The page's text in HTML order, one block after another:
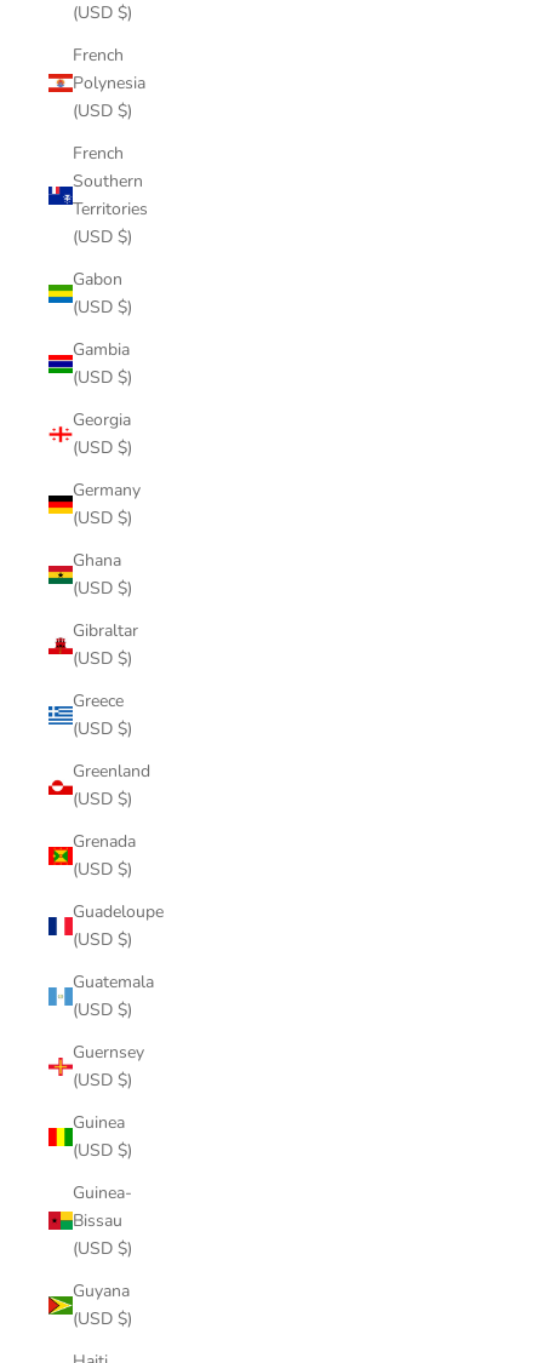
(USD $)
French
Polynesia
(USD $)
French
Southern
Territories
(USD $)
Gabon
(USD $)
Gambia
(USD $)
Georgia
(USD $)
Germany
(USD $)
Ghana
(USD $)
Gibraltar
(USD $)
Greece
(USD $)
Greenland
(USD $)
Grenada
(USD $)
Guadeloupe
(USD $)
Guatemala
(USD $)
Guernsey
(USD $)
Guinea
(USD $)
Guinea-
Bissau
(USD $)
Guyana
(USD $)